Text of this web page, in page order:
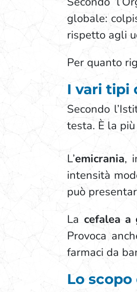
globale:
rispetto agli
Per quanto
I vari tipi
Secondo
testa. È la
L’emicrania,
intensità
può
La cefalea a
Provoca
farmaci da
Lo